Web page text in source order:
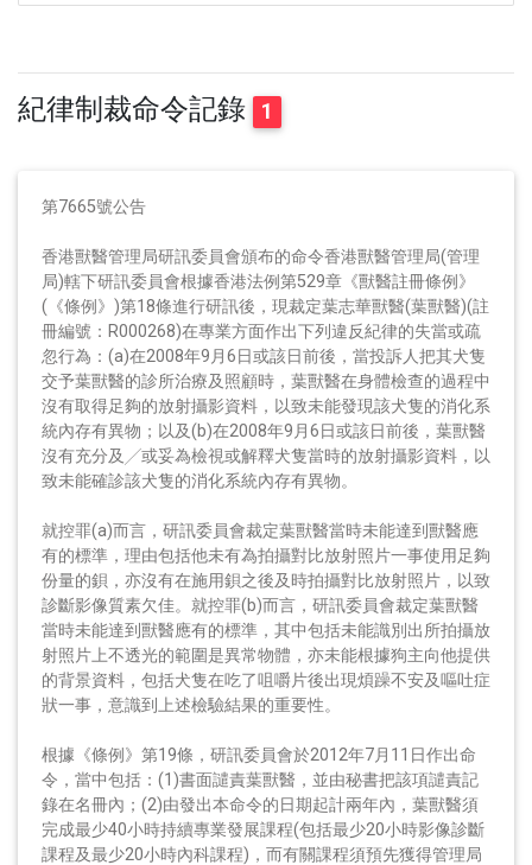
紀律制裁命令記錄 1
第7665號公告
香港獸醫管理局研訊委員會頒布的命令香港獸醫管理局(管理
局)轄下研訊委員會根據香港法例第529章《獸醫註冊條例》
(《條例》)第18條進行研訊後，現裁定葉志華獸醫(葉獸醫)(註
冊編號：R000268)在專業方面作出下列違反紀律的失當或疏
忽行為：(a)在2008年9月6日或該日前後，當投訴人把其犬隻
交予葉獸醫的診所治療及照顧時，葉獸醫在身體檢查的過程中
沒有取得足夠的放射攝影資料，以致未能發現該犬隻的消化系
統內存有異物；以及(b)在2008年9月6日或該日前後，葉獸醫
沒有充分及╱或妥為檢視或解釋犬隻當時的放射攝影資料，以
致未能確診該犬隻的消化系統內存有異物。
就控罪(a)而言，研訊委員會裁定葉獸醫當時未能達到獸醫應
有的標準，理由包括他未有為拍攝對比放射照片一事使用足夠
份量的鋇，亦沒有在施用鋇之後及時拍攝對比放射照片，以致
診斷影像質素欠佳。就控罪(b)而言，研訊委員會裁定葉獸醫
當時未能達到獸醫應有的標準，其中包括未能識別出所拍攝放
射照片上不透光的範圍是異常物體，亦未能根據狗主向他提供
的背景資料，包括犬隻在吃了咀嚼片後出現煩躁不安及嘔吐症
狀一事，意識到上述檢驗結果的重要性。
根據《條例》第19條，研訊委員會於2012年7月11日作出命
令，當中包括：(1)書面譴責葉獸醫，並由秘書把該項譴責記
錄在名冊內；(2)由發出本命令的日期起計兩年內，葉獸醫須
完成最少40小時持續專業發展課程(包括最少20小時影像診斷
課程及最少20小時內科課程)，而有關課程須預先獲得管理局